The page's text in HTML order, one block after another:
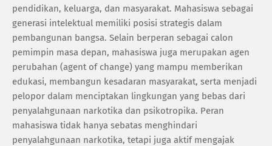
pendidikan, keluarga, dan masyarakat. Mahasiswa sebagai
generasi intelektual memiliki posisi strategis dalam
pembangunan bangsa. Selain berperan sebagai calon
pemimpin masa depan, mahasiswa juga merupakan agen
perubahan (agent of change) yang mampu memberikan
edukasi, membangun kesadaran masyarakat, serta menjadi
pelopor dalam menciptakan lingkungan yang bebas dari
penyalahgunaan narkotika dan psikotropika. Peran
mahasiswa tidak hanya sebatas menghindari
penyalahgunaan narkotika, tetapi juga aktif mengajak